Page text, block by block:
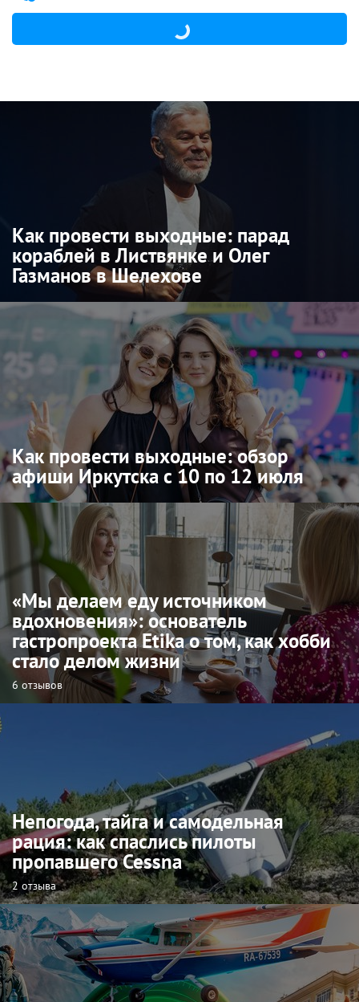
Как провести выходные: парад
кораблей в Листвянке и Олег
Газманов в Шелехове
Как провести выходные: обзор
афиши Иркутска с 10 по 12 июля
«Мы делаем еду источником
вдохновения»: основатель
гастропроекта Etika о том, как хобби
стало делом жизни
6 отзывов
Непогода, тайга и самодельная
рация: как спаслись пилоты
пропавшего Cessna
2 отзыва